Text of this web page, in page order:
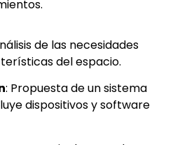
de las necesidades
del espacio.
: Propuesta de un sistema
dispositivos y software